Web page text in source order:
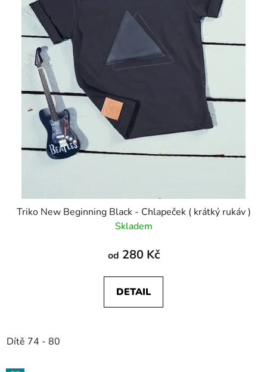
Triko New Beginning Black - Chlapeček ( krátký rukáv )
Skladem
od 280 Kč
DETAIL
Dítě 74 - 80